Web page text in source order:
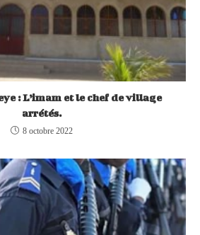
: L’imam et le chef de village
arrétés.
8 octobre 2022